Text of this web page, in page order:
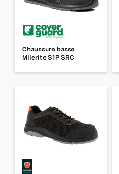
Chaussure basse
Milerite S1P SRC